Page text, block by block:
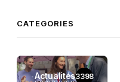
CATEGORIES
Actualités3398